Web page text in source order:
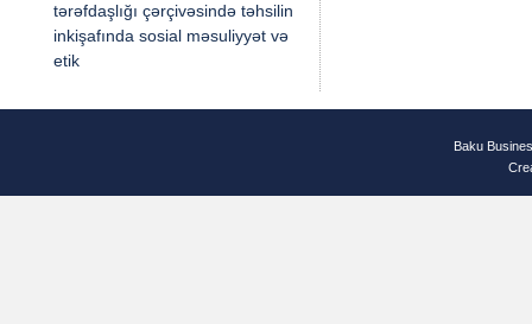
tərəfdaşlığı çərçivəsində təhsilin
inkişafında sosial məsuliyyət və
etik
Baku